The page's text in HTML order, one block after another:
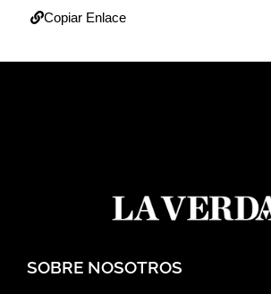
Copiar Enlace
SOBRE NOSOTROS